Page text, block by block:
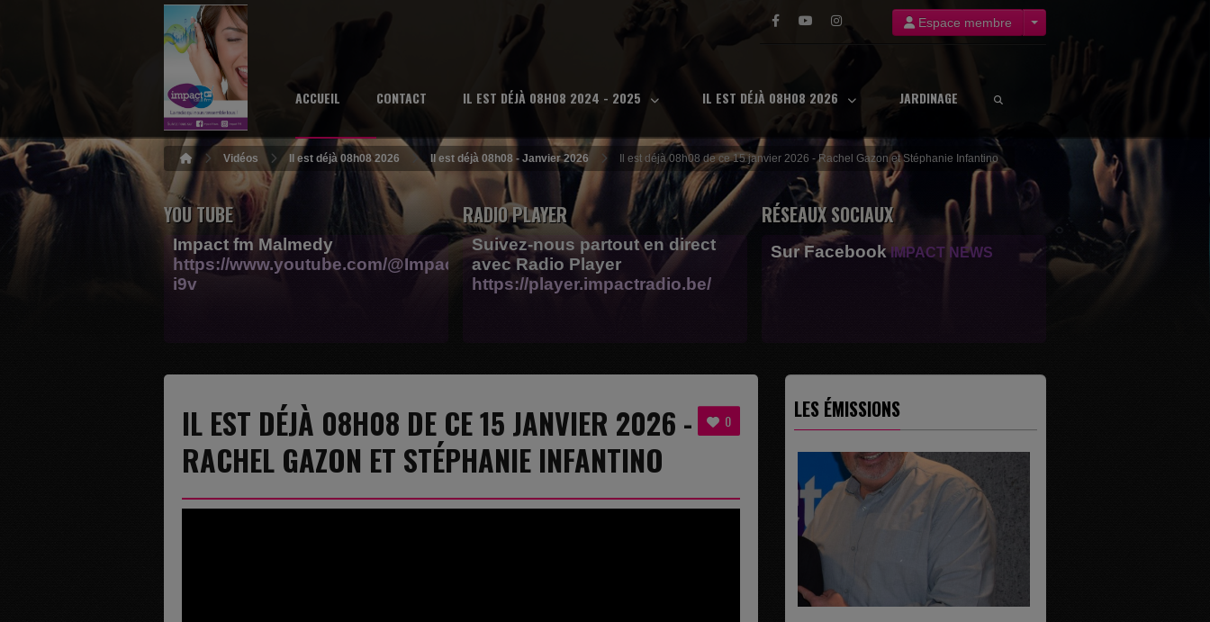
Espace membre
ACCUEIL CONTACT IL EST DÉJÀ 08H08 2024 - 2025 IL EST DÉJÀ 08H08 2026 JARDINAGE
Vidéos Il est déjà 08h08 2026 Il est déjà 08h08 - Janvier 2026 Il est déjà 08h08 de ce 15 janvier 2026 - Rachel Gazon et Stéphanie Infantino
YOU TUBE
Impact fm Malmedy
https://www.youtube.com/@Impactfm-
i9v
RADIO PLAYER
Suivez-nous partout en direct
avec Radio Player
https://player.impactradio.be/
RÉSEAUX SOCIAUX
Sur Facebook IMPACT NEWS
0
IL EST DÉJÀ 08H08 DE CE 15 JANVIER 2026 -
RACHEL GAZON ET STÉPHANIE INFANTINO
LES ÉMISSIONS